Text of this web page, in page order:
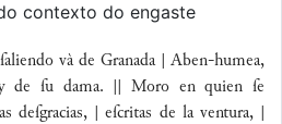
contexto do engaste
và de Granada | Aben-humea,
de ſu dama. || Moro en quien ſe
deſgracias, | eſcritas de la ventura, |